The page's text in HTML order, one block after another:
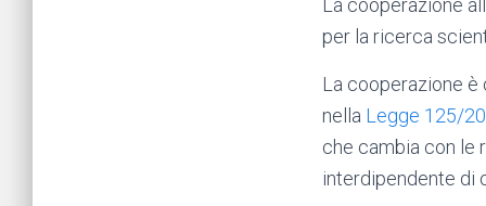
La cooperazione
per la ricerca
La cooperazione
nella Legge 125/
che cambia con le
interdipendente di